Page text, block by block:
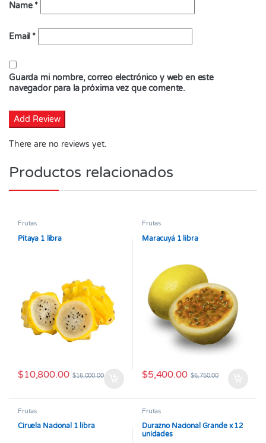
Name *
Email *
Guarda mi nombre, correo electrónico y web en este
navegador para la próxima vez que comente.
There are no reviews yet.
Productos relacionados
Frutas
Pitaya 1 libra
$10,800.00 $16,000.00
Frutas
Maracuyá 1 libra
$5,400.00 $6,750.00
Frutas
Ciruela Nacional 1 libra
Frutas
Durazno Nacional Grande x 12
unidades